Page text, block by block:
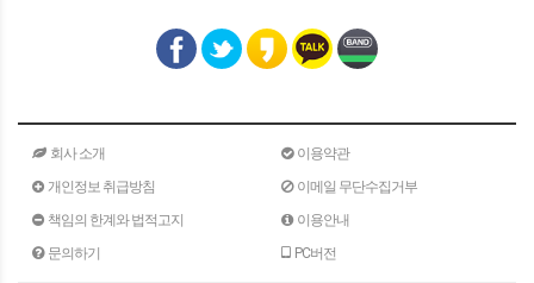
회사 소개
이용약관
개인정보 취급방침
이메일 무단수집거부
책임의 한계와 법적고지
이용안내
문의하기
PC버전